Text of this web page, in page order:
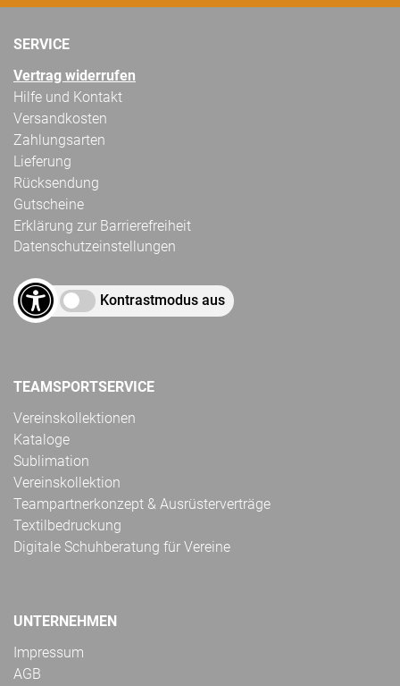
SERVICE
Vertrag widerrufen
Hilfe und Kontakt
Versandkosten
Zahlungsarten
Lieferung
Rücksendung
Gutscheine
Erklärung zur Barrierefreiheit
Datenschutzeinstellungen
Kontrastmodus aus
TEAMSPORTSERVICE
Vereinskollektionen
Kataloge
Sublimation
Vereinskollektion
Teampartnerkonzept & Ausrüsterverträge
Textilbedruckung
Digitale Schuhberatung für Vereine
UNTERNEHMEN
Impressum
AGB